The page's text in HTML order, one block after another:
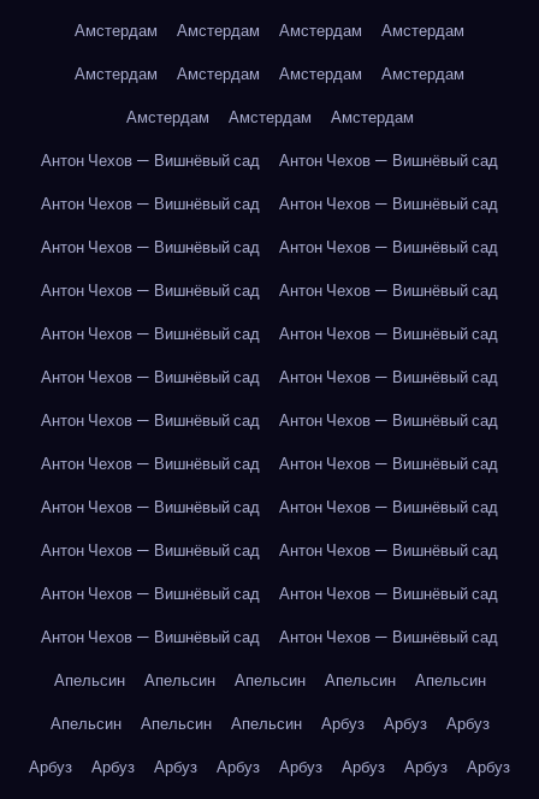
Амстердам
Амстердам Амстердам
Амстердам
Амстердам
Амстердам Амстердам
Амстердам
Амстердам
Амстердам
Амстердам
Антон Чехов — Вишнёвый сад
Антон Чехов — Вишнёвый сад
Антон Чехов — Вишнёвый сад
Антон Чехов — Вишнёвый сад
Антон Чехов — Вишнёвый сад
Антон Чехов — Вишнёвый сад
Антон Чехов — Вишнёвый сад
Антон Чехов — Вишнёвый сад
Антон Чехов — Вишнёвый сад
Антон Чехов — Вишнёвый сад
Антон Чехов — Вишнёвый сад
Антон Чехов — Вишнёвый сад
Антон Чехов — Вишнёвый сад
Антон Чехов — Вишнёвый сад
Антон Чехов — Вишнёвый сад
Антон Чехов — Вишнёвый сад
Антон Чехов — Вишнёвый сад
Антон Чехов — Вишнёвый сад
Антон Чехов — Вишнёвый сад
Антон Чехов — Вишнёвый сад
Антон Чехов — Вишнёвый сад
Антон Чехов — Вишнёвый сад
Антон Чехов — Вишнёвый сад
Антон Чехов — Вишнёвый сад
Апельсин
Апельсин Апельсин Апельсин
Апельсин
Апельсин
Апельсин Апельсин Арбуз Арбуз
Арбуз
Арбуз
Арбуз Арбуз Арбуз Арбуз Арбуз Арбуз Арбуз